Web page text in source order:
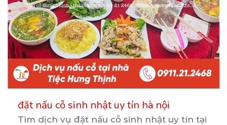
đặt nấu cỗ sinh nhật uy tín hà nội
Tìm dịch vụ đặt nấu cỗ sinh nhật uy tín tại